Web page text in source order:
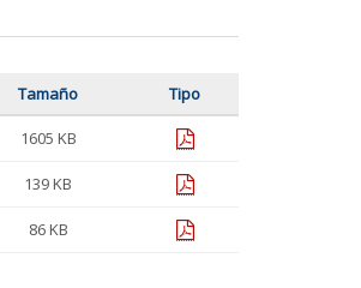
Tamaño Tipo
1605 KB pdf
139 KB pdf
86 KB pdf